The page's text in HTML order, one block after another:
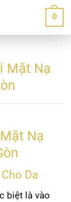
0
Mặt Nạ
Nạ
Da
biệt là vào